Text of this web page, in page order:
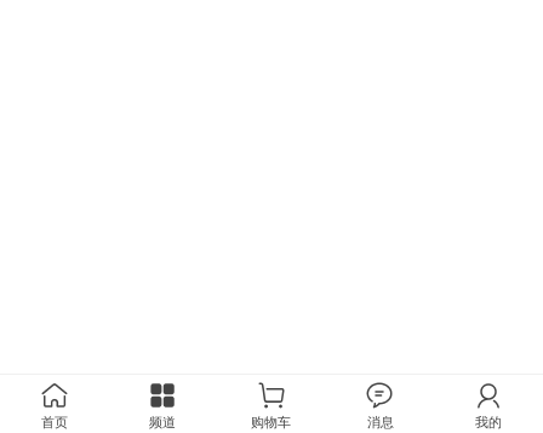
首页 频道 购物车 消息 我的